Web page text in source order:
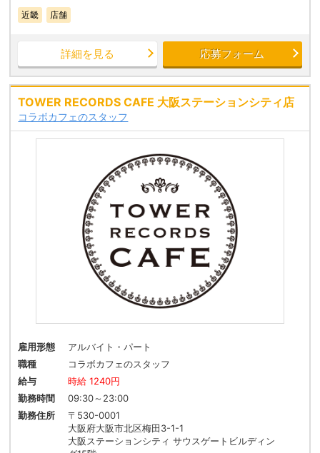
近畿 店舗
詳細を見る 応募フォーム
TOWER RECORDS CAFE 大阪ステーションシティ店
コラボカフェのスタッフ
雇用形態
アルバイト・パート
職種
コラボカフェのスタッフ
給与
時給 1240円
勤務時間
09:30～23:00
勤務住所
〒530-0001
大阪府大阪市北区梅田3-1-1
大阪ステーションシティ サウスゲートビルディン